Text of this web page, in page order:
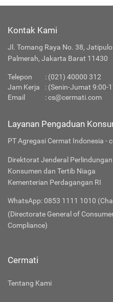
Kontak Kami
Jl. Tomang Raya No. 38, Jatipulo
Palmerah, Jakarta Barat 11430
Telepon : (021) 40000 312
Jam Kerja
: (Senin-Jumat 9:00-
Email
:cs@cermati.com
Layanan Pengaduan
PT Agregasi Cermat Indonesia -
Direktorat Jenderal Perlindungan
Konsumen dan Tertib Niaga
Kementerian Perdagangan RI
WhatsApp: 0853 1111 1010
(Directorate General of
Compliance)
Cermati
Tentang Kami